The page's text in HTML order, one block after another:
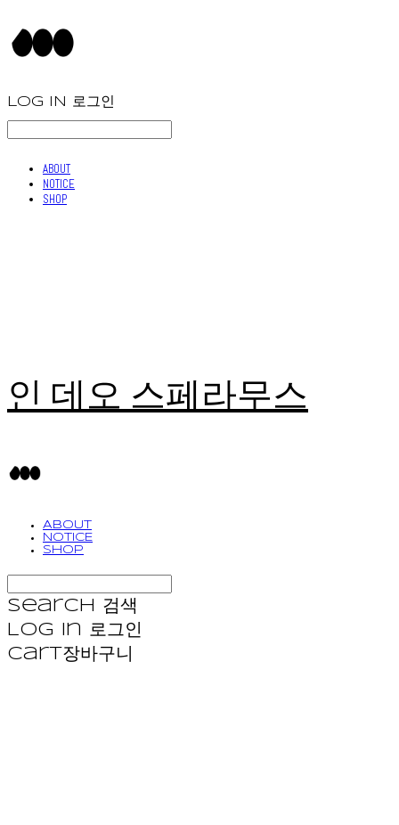
LOG IN 로그인
ABOUT
NOTICE
SHOP
인 데오 스페라무스
ABOUT
NOTICE
SHOP
Search
검색
Log In 로그인
Cart장바구니